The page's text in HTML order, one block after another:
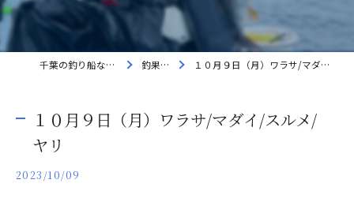
千葉の釣り船なら新盛丸 釣果速報 １０月９日（月）ワラサ/マダイ/スルメ/ヤリ
１０月９日（月）ワラサ/マダイ/スルメ/
ヤリ
2023/10/09